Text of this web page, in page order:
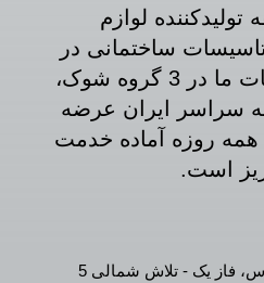
سابقه تولیدکننده لوازم
ساختمانی در
بازار ایران است. خدمات ما در 3 گروه شوک،
به سراسر ایران عرضه
همه روزه آماده خدمت
است.
فاز یک - تلاش شمالی 5